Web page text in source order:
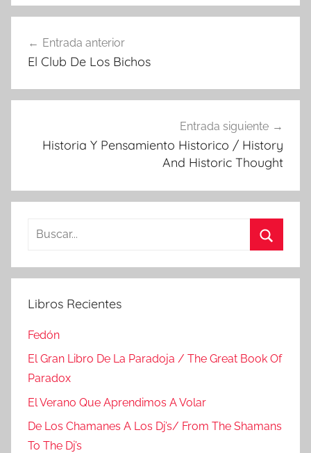
de
Entrada anterior
El Club De Los Bichos
Entrada siguiente
Historia Y Pensamiento Historico / History
And Historic Thought
Buscar:
Libros Recientes
Fedón
El Gran Libro De La Paradoja / The Great Book Of
Paradox
El Verano Que Aprendimos A Volar
De Los Chamanes A Los Dj’s/ From The Shamans
To The Dj’s